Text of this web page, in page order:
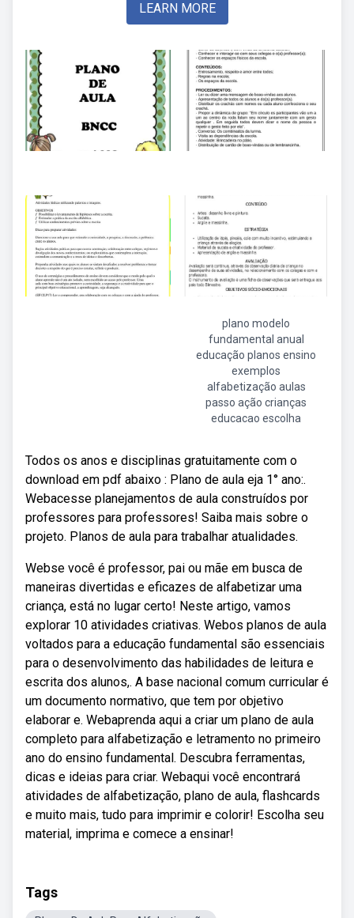
LEARN MORE
plano modelo
fundamental anual
educação planos ensino
exemplos
alfabetização aulas
passo ação crianças
educacao escolha
Todos os anos e disciplinas gratuitamente com o
download em pdf abaixo : Plano de aula eja 1° ano:.
Webacesse planejamentos de aula construídos por
professores para professores! Saiba mais sobre o
projeto. Planos de aula para trabalhar atualidades.
Webse você é professor, pai ou mãe em busca de
maneiras divertidas e eficazes de alfabetizar uma
criança, está no lugar certo! Neste artigo, vamos
explorar 10 atividades criativas. Webos planos de aula
voltados para a educação fundamental são essenciais
para o desenvolvimento das habilidades de leitura e
escrita dos alunos,. A base nacional comum curricular é
um documento normativo, que tem por objetivo
elaborar e. Webaprenda aqui a criar um plano de aula
completo para alfabetização e letramento no primeiro
ano do ensino fundamental. Descubra ferramentas,
dicas e ideias para criar. Webaqui você encontrará
atividades de alfabetização, plano de aula, flashcards
e muito mais, tudo para imprimir e colorir! Escolha seu
material, imprima e comece a ensinar!
Tags